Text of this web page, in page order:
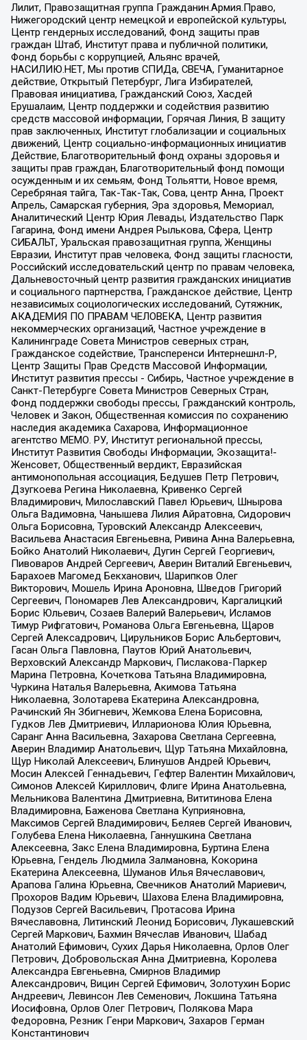
Лилит, Правозащитная группа Гражданин.Армия.Право,
Нижегородский центр немецкой и европейской культуры,
Центр гендерных исследований, Фонд защиты прав
граждан Штаб, Институт права и публичной политики,
Фонд борьбы с коррупцией, Альянс врачей,
НАСИЛИЮ.НЕТ, Мы против СПИДа, СВЕЧА, Гуманитарное
действие, Открытый Петербург, Лига Избирателей,
Правовая инициатива, Гражданский Союз, Хасдей
Ерушалаим, Центр поддержки и содействия развитию
средств массовой информации, Горячая Линия, В защиту
прав заключенных, Институт глобализации и социальных
движений, Центр социально-информационных инициатив
Действие, Благотворительный фонд охраны здоровья и
защиты прав граждан, Благотворительный фонд помощи
осужденным и их семьям, Фонд Тольятти, Новое время,
Серебряная тайга, Так-Так-Так, Сова, центр Анна, Проект
Апрель, Самарская губерния, Эра здоровья, Мемориал,
Аналитический Центр Юрия Левады, Издательство Парк
Гагарина, Фонд имени Андрея Рылькова, Сфера, Центр
СИБАЛЬТ, Уральская правозащитная группа, Женщины
Евразии, Институт прав человека, Фонд защиты гласности,
Российский исследовательский центр по правам человека,
Дальневосточный центр развития гражданских инициатив
и социального партнерства, Гражданское действие, Центр
независимых социологических исследований, Сутяжник,
АКАДЕМИЯ ПО ПРАВАМ ЧЕЛОВЕКА, Центр развития
некоммерческих организаций, Частное учреждение в
Калининграде Совета Министров северных стран,
Гражданское содействие, Трансперенси Интернешнл-Р,
Центр Защиты Прав Средств Массовой Информации,
Институт развития прессы - Сибирь, Частное учреждение в
Санкт-Петербурге Совета Министров Северных Стран,
Фонд поддержки свободы прессы, Гражданский контроль,
Человек и Закон, Общественная комиссия по сохранению
наследия академика Сахарова, Информационное
агентство МЕМО. РУ, Институт региональной прессы,
Институт Развития Свободы Информации, Экозащита!-
Женсовет, Общественный вердикт, Евразийская
антимонопольная ассоциация, Бедушев Петр Петрович,
Дзугкоева Регина Николаевна, Кривенко Сергей
Владимирович, Милославский Павел Юрьевич, Шнырова
Ольга Вадимовна, Чанышева Лилия Айратовна, Сидорович
Ольга Борисовна, Туровский Александр Алексеевич,
Васильева Анастасия Евгеньевна, Ривина Анна Валерьевна,
Бойко Анатолий Николаевич, Дугин Сергей Георгиевич,
Пивоваров Андрей Сергеевич, Аверин Виталий Евгеньевич,
Барахоев Магомед Бекханович, Шарипков Олег
Викторович, Мошель Ирина Ароновна, Шведов Григорий
Сергеевич, Пономарев Лев Александрович, Каргалицкий
Борис Юльевич, Созаев Валерий Валерьевич, Исламов
Тимур Рифгатович, Романова Ольга Евгеньевна, Щаров
Сергей Алексадрович, Цирульников Борис Альбертович,
Гасан Ольга Павловна, Паутов Юрий Анатольевич,
Верховский Александр Маркович, Пислакова-Паркер
Марина Петровна, Кочеткова Татьяна Владимировна,
Чуркина Наталья Валерьевна, Акимова Татьяна
Николаевна, Золотарева Екатерина Александровна,
Рачинский Ян Збигневич, Жемкова Елена Борисовна,
Гудков Лев Дмитриевич, Илларионова Юлия Юрьевна,
Саранг Анна Васильевна, Захарова Светлана Сергеевна,
Аверин Владимир Анатольевич, Щур Татьяна Михайловна,
Щур Николай Алексеевич, Блинушов Андрей Юрьевич,
Мосин Алексей Геннадьевич, Гефтер Валентин Михайлович,
Симонов Алексей Кириллович, Флиге Ирина Анатольевна,
Мельникова Валентина Дмитриевна, Вититинова Елена
Владимировна, Баженова Светлана Куприяновна,
Максимов Сергей Владимирович, Беляев Сергей Иванович,
Голубева Елена Николаевна, Ганнушкина Светлана
Алексеевна, Закс Елена Владимировна, Буртина Елена
Юрьевна, Гендель Людмила Залмановна, Кокорина
Екатерина Алексеевна, Шуманов Илья Вячеславович,
Арапова Галина Юрьевна, Свечников Анатолий Мариевич,
Прохоров Вадим Юрьевич, Шахова Елена Владимировна,
Подузов Сергей Васильевич, Протасова Ирина
Вячеславовна, Литинский Леонид Борисович, Лукашевский
Сергей Маркович, Бахмин Вячеслав Иванович, Шабад
Анатолий Ефимович, Сухих Дарья Николаевна, Орлов Олег
Петрович, Добровольская Анна Дмитриевна, Королева
Александра Евгеньевна, Смирнов Владимир
Александрович, Вицин Сергей Ефимович, Золотухин Борис
Андреевич, Левинсон Лев Семенович, Локшина Татьяна
Иосифовна, Орлов Олег Петрович, Полякова Мара
Федоровна, Резник Генри Маркович, Захаров Герман
Константинович